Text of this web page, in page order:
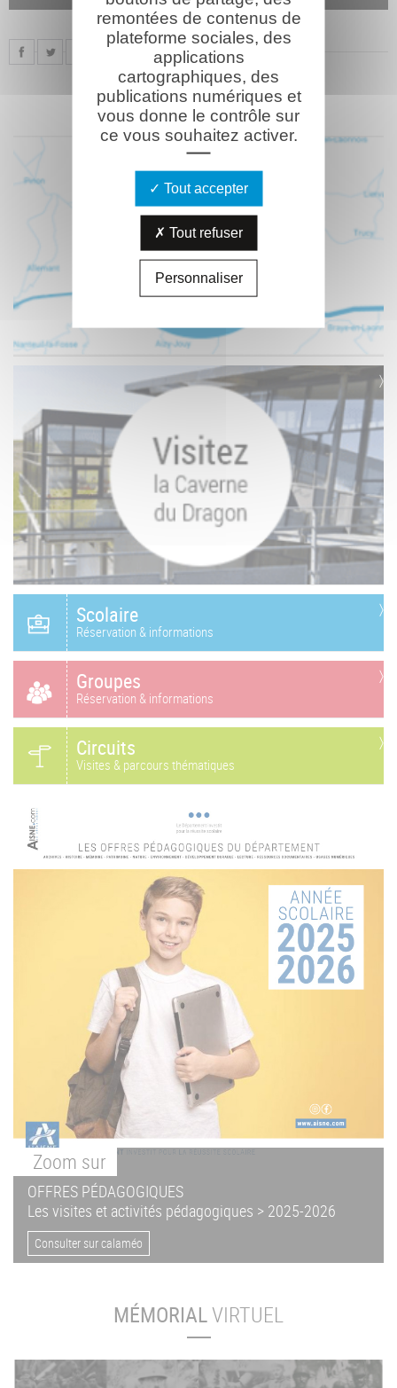
Scolaire
Réservation & informations
Groupes
Réservation & informations
Circuits
Visites & parcours thématiques
Zoom sur
OFFRES PÉDAGOGIQUES
Les visites et activités pédagogiques > 2025-2026
Consulter sur calaméo
MÉMORIALVIRTUEL
remontées de contenus de
plateforme sociales, des
applications
cartographiques, des
publications numériques et
vous donne le contrôle sur
ce vous souhaitez activer.
Tout accepter
Tout refuser
Personnaliser